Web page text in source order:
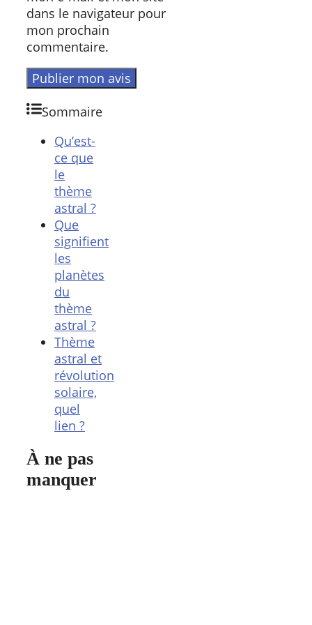
dans le navigateur pour
mon prochain
commentaire.
Sommaire
Qu’est-
ce que
le
thème
astral ?
Que
signifient
les
planètes
du
thème
astral ?
Thème
astral et
révolution
solaire,
quel
lien ?
À ne pas
manquer